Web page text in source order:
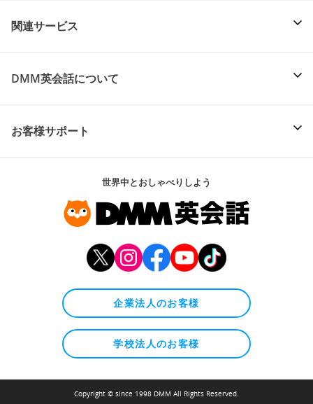
関連サービス
DMM英会話について
お客様サポート
世界中とおしゃべりしよう
企業法人のお客様
学校法人のお客様
Copyright © since 1998 DMM All Rights Reserved.